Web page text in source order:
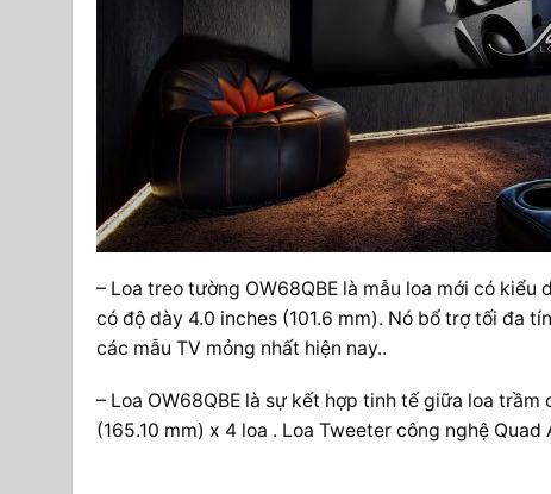
– Loa treo tường OW68QBE là mẫu loa mới có
có độ dày 4.0 inches (101.6 mm). Nó bổ trợ tối đa
các mẫu TV mỏng nhất hiện nay..
– Loa OW68QBE là sự kết hợp tinh tế giữa loa
(165.10 mm) x 4 loa . Loa Tweeter công nghệ